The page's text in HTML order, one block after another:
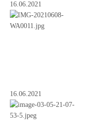
16.06.2021
16.06.2021